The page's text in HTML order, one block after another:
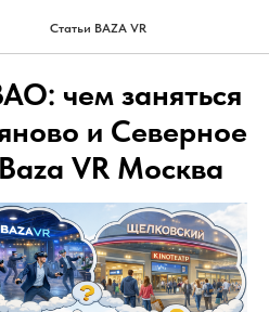
Статьи BAZA VR
чем заняться
и Северное
VR Москва